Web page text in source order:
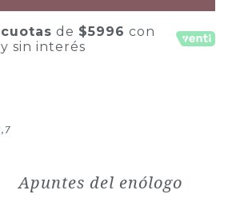
de $5996 con
sin interés
Apuntes del enólogo